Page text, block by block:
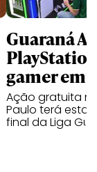
Guaraná
gamer em
Ação gratuita
Paulo terá
final da Liga